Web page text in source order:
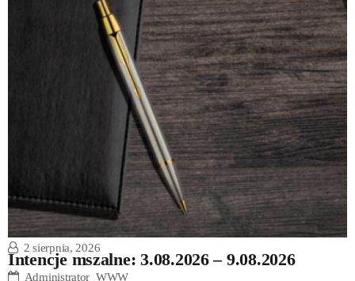
Intencje mszalne: 3.08.2026 – 9.08.2026
2 sierpnia, 2026
Administrator_WWW